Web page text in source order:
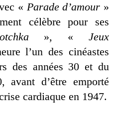
« Parade d’amour »
célèbre pour ses
», «Jeux
l’un des cinéastes
des années 30 et du
avant d’être emporté
cardiaque en 1947.